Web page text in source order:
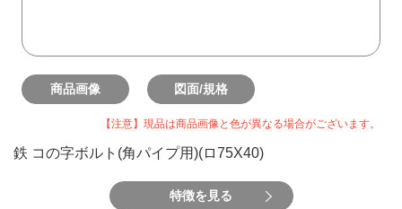
商品画像 図面/規格
【注意】現品は商品画像と色が異なる場合がございます。
鉄 コの字ボルト(角パイプ用)(ロ75X40)
特徴を見る